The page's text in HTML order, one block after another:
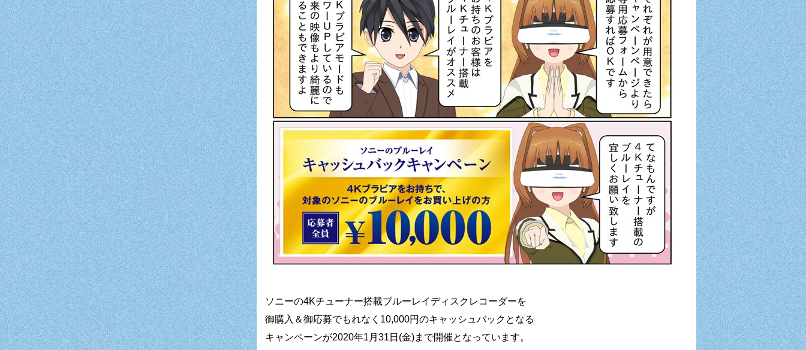
ソニーの4Kチューナー搭載ブルーレイディスクレコーダーを
御購入＆御応募でもれなく10,000円のキャッシュバックとなる
キャンペーンが2020年1月31日(金)まで開催となっています。